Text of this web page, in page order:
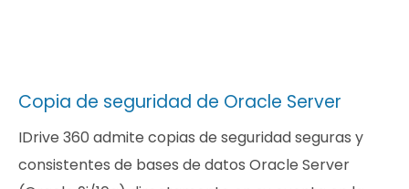
Copia de seguridad de Oracle Server
IDrive 360 admite copias de seguridad seguras y
consistentes de bases de datos Oracle Server